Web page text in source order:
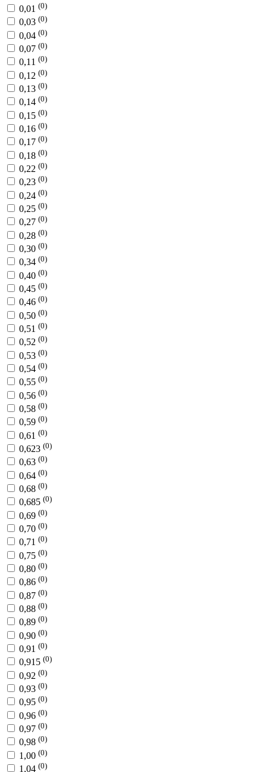
0,01 (0)
0,03 (0)
0,04 (0)
0,07 (0)
0,11 (0)
0,12 (0)
0,13 (0)
0,14 (0)
0,15 (0)
0,16 (0)
0,17 (0)
0,18 (0)
0,22 (0)
0,23 (0)
0,24 (0)
0,25 (0)
0,27 (0)
0,28 (0)
0,30 (0)
0,34 (0)
0,40 (0)
0,45 (0)
0,46 (0)
0,50 (0)
0,51 (0)
0,52 (0)
0,53 (0)
0,54 (0)
0,55 (0)
0,56 (0)
0,58 (0)
0,59 (0)
0,61 (0)
0,623 (0)
0,63 (0)
0,64 (0)
0,68 (0)
0,685 (0)
0,69 (0)
0,70 (0)
0,71 (0)
0,75 (0)
0,80 (0)
0,86 (0)
0,87 (0)
0,88 (0)
0,89 (0)
0,90 (0)
0,91 (0)
0,915 (0)
0,92 (0)
0,93 (0)
0,95 (0)
0,96 (0)
0,97 (0)
0,98 (0)
1,00 (0)
1,04 (0)